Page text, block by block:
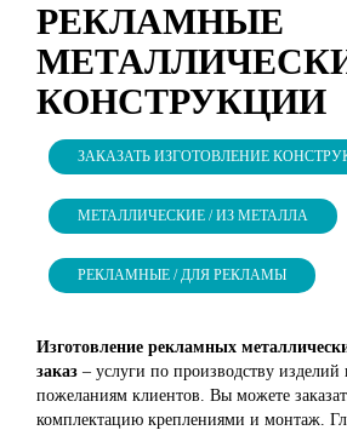
РЕКЛАМНЫЕ
КОНСТРУКЦИИ
ЗАКАЗАТЬ ИЗГОТОВЛЕНИЕ
МЕТАЛЛИЧЕСКИЕ / ИЗ МЕТАЛЛА
РЕКЛАМНЫЕ / ДЛЯ РЕКЛАМЫ
Изготовление рекламных
заказ – услуги по производству
пожеланиям клиентов. Вы можете
комплектацию креплениями и монтаж.